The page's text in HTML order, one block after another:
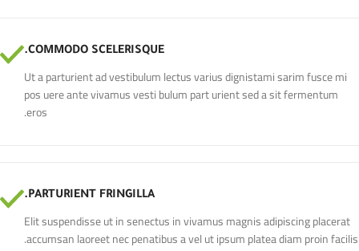
COMMODO SCELERISQUE.
Ut a parturient ad vestibulum lectus varius dignistami sarim fusce mi
pos uere ante vivamus vesti bulum part urient sed a sit fermentum
eros.
PARTURIENT FRINGILLA.
Elit suspendisse ut in senectus in vivamus magnis adipiscing placerat
accumsan laoreet nec penatibus a vel ut ipsum platea diam proin facilis.